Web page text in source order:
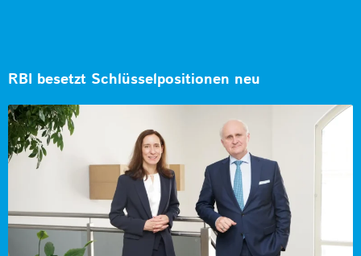
RBI besetzt Schlüsselpositionen neu